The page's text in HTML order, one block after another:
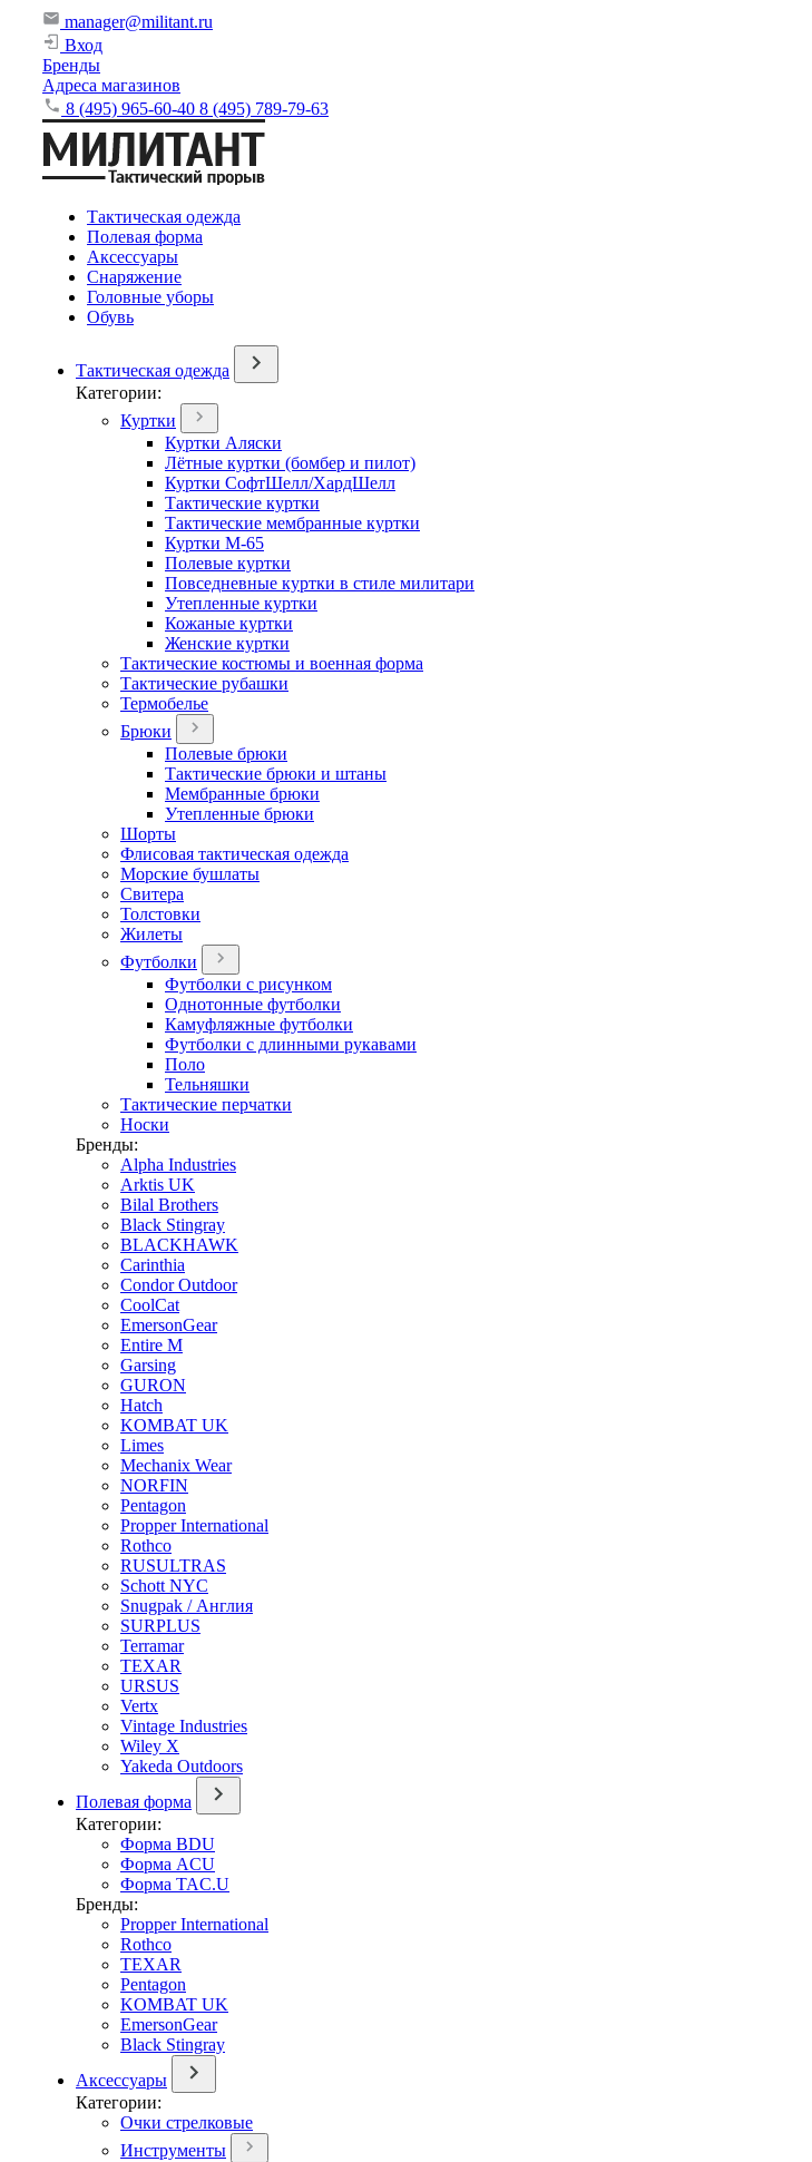
manager@militant.ru
Вход
Бренды
Адреса магазинов
8 (495) 965-60-40 8 (495) 789-79-63
Тактическая одежда
Полевая форма
Аксессуары
Снаряжение
Головные уборы
Обувь
Тактическая одежда
Категории:
Куртки
Куртки Аляски
Лётные куртки (бомбер и пилот)
Куртки СофтШелл/ХардШелл
Тактические куртки
Тактические мембранные куртки
Куртки М-65
Полевые куртки
Повседневные куртки в стиле милитари
Утепленные куртки
Кожаные куртки
Женские куртки
Тактические костюмы и военная форма
Тактические рубашки
Термобелье
Брюки
Полевые брюки
Тактические брюки и штаны
Мембранные брюки
Утепленные брюки
Шорты
Флисовая тактическая одежда
Морские бушлаты
Свитера
Толстовки
Жилеты
Футболки
Футболки с рисунком
Однотонные футболки
Камуфляжные футболки
Футболки с длинными рукавами
Поло
Тельняшки
Тактические перчатки
Носки
Бренды:
Alpha Industries
Arktis UK
Bilal Brothers
Black Stingray
BLACKHAWK
Carinthia
Condor Outdoor
CoolCat
EmersonGear
Entire M
Garsing
GURON
Hatch
KOMBAT UK
Limes
Mechanix Wear
NORFIN
Pentagon
Propper International
Rothco
RUSULTRAS
Schott NYC
Snugpak / Англия
SURPLUS
Terramar
TEXAR
URSUS
Vertx
Vintage Industries
Wiley X
Yakeda Outdoors
Полевая форма
Категории:
Форма BDU
Форма ACU
Форма TAC.U
Бренды:
Propper International
Rothco
TEXAR
Pentagon
KOMBAT UK
EmersonGear
Black Stingray
Аксессуары
Категории:
Очки стрелковые
Инструменты